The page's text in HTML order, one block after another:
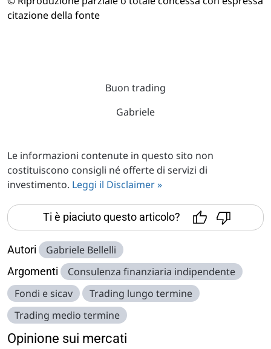
citazione della fonte
Buon trading
Gabriele
Le informazioni contenute in questo sito non
costituiscono consigli né offerte di servizi di
investimento. Leggi il Disclaimer »
Ti è piaciuto questo articolo?
Autori Gabriele Bellelli
Argomenti
Consulenza finanziaria indipendente
Fondi e sicav
Trading lungo termine
Trading medio termine
Opinione sui mercati